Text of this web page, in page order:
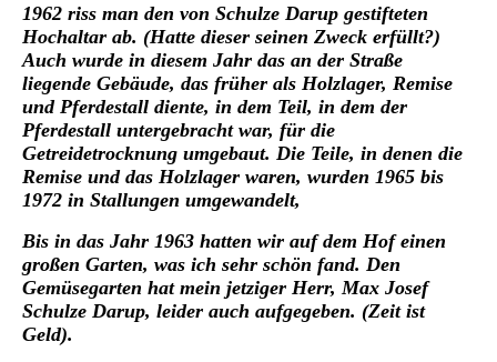
1962 riss man den von Schulze Darup gestifteten
Hochaltar ab. (Hatte dieser seinen Zweck erfüllt?)
Auch wurde in diesem Jahr das an der Straße
liegende Gebäude, das früher als Holzlager, Remise
und Pferdestall diente, in dem Teil, in dem der
Pferdestall untergebracht war, für die
Getreidetrocknung umgebaut. Die Teile, in denen die
Remise und das Holzlager waren, wurden 1965 bis
1972 in Stallungen umgewandelt,
Bis in das Jahr 1963 hatten wir auf dem Hof einen
großen Garten, was ich sehr schön fand. Den
Gemüsegarten hat mein jetziger Herr, Max Josef
Schulze Darup, leider auch aufgegeben. (Zeit ist
Geld).